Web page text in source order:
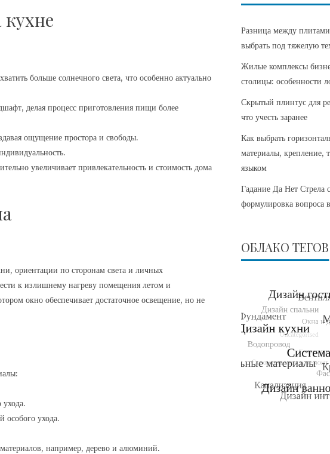
больше солнечного света, что особенно актуально
делая процесс приготовления пищи более
ощущение простора и свободы.
увеличивает привлекательность и стоимость дома
ориентации по сторонам света и личных
к излишнему нагреву помещения летом и
окно обеспечивает достаточное освещение, но не
ухода.
например, дерево и алюминий.
Разница между
выбрать под тяжелую
Жилые комплексы
столицы: особенности
Скрытый плинтус для
что учесть заранее
Как выбрать
материалы, крепление,
языком
Гадание Да Нет Стрела
формулировка вопроса
ОБЛАКО ТЕГОВ